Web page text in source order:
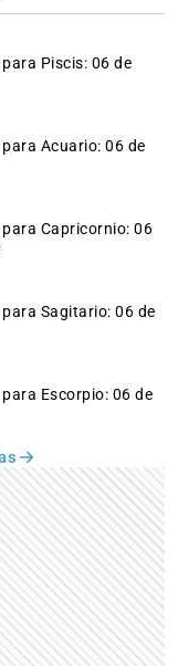
Piscis: 06 de
Acuario: 06 de
Capricornio: 06
Sagitario: 06 de
Escorpio: 06 de